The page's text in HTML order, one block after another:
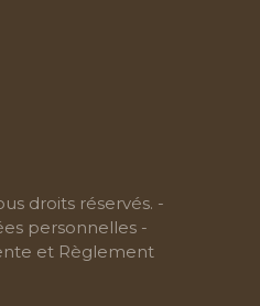
droits réservés. -
personnelles -
et Règlement